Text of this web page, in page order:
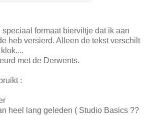
formaat bierviltje dat ik aan
heb versierd. Alleen de tekst verschilt
met de Derwents.
:
heel lang geleden ( Studio Basics ??